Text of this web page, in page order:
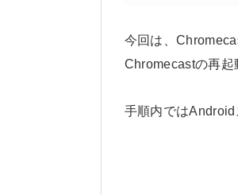
今回は、
Chromecastの再起
手順内ではAndroid